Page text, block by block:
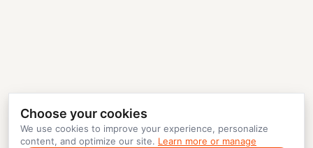
Choose your cookies
We use cookies to improve your experience, personalize
content, and optimize our site. Learn more or manage